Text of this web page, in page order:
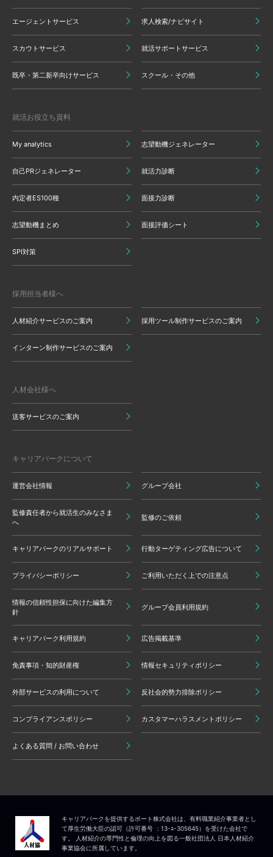
エージェントサービス 求人検索/ナビサイト
スカウトサービス 就活サポートサービス
既卒・第二新卒向けサービス スクール・その他
就活お役立ち資料
My analytics 志望動機ジェネレーター
自己PRジェネレーター 就活力診断
内定者ES100種 面接力診断
志望動機まとめ 面接評価シート
SPI対策
採用担当者様へ
人材紹介サービスのご案内 採用ツール制作サービスのご案内
インターン制作サービスのご案内
人材会社様へ
送客サービスのご案内
キャリアパークについて
運営会社情報 グループ会社
監修責任者から就活生のみなさま
へ
監修のご依頼
キャリアパークのリアルサポート 行動ターゲティング広告について
プライバシーポリシー ご利用いただく上での注意点
情報の信頼性担保に向けた編集方
針
グループ会員利用規約
キャリアパーク利用規約 広告掲載基準
免責事項・知的財産権 情報セキュリティポリシー
外部サービスの利用について 反社会的勢力排除ポリシー
コンプライアンスポリシー カスタマーハラスメントポリシー
よくある質問 / お問い合わせ